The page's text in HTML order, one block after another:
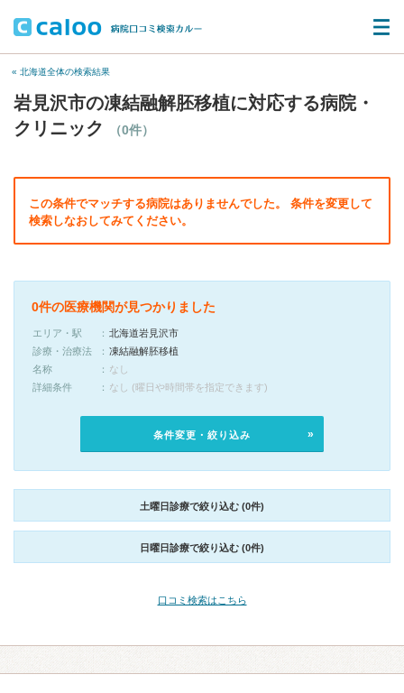
« 北海道全体の検索結果
岩見沢市の凍結融解胚移植に対応する病院・
クリニック
（0件）
この条件でマッチする病院はありませんでした。 条件を変更して
検索しなおしてみてください。
0件の医療機関が見つかりました
エリア・駅
北海道岩見沢市
診療・治療法
凍結融解胚移植
名称
なし
詳細条件
なし (曜日や時間帯を指定できます)
条件変更・絞り込み
土曜日診療で絞り込む (0件)
日曜日診療で絞り込む (0件)
口コミ検索はこちら